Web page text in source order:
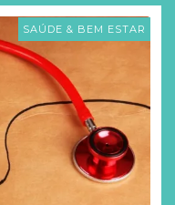
SAÚDE & BEM ESTAR